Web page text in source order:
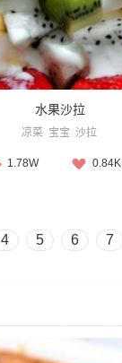
水果沙拉
凉菜 宝宝 沙拉
1.78W 0.84K
4 5 6 7